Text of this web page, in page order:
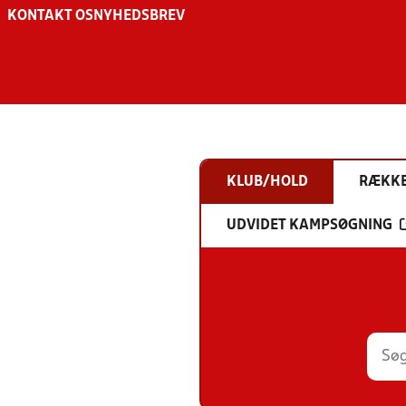
KONTAKT OS NYHEDSBREV
KLUB/HOLD
UDVIDET KAMPSØGNING